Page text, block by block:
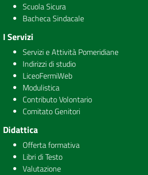
Scuola Sicura
Bacheca Sindacale
I Servizi
Servizi e Attività Pomeridiane
Indirizzi di studio
LiceoFermiWeb
Modulistica
Contributo Volontario
Comitato Genitori
Didattica
Offerta formativa
Libri di Testo
Valutazione